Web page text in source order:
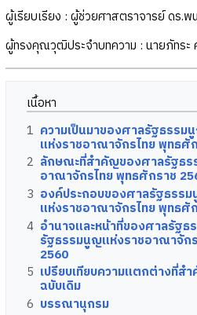
ผู้เรียบเรียง : ผู้ช่วยศาสตราจารย์ ดร.
ผู้ทรงคุณวุฒิประจำบทความ : นายภัทระ
เนื้อหา
1 ความเป็นมาของศาลรัฐธรร
แห่งราชอาณาจักรไทย พุทธศั
2 ลักษณะที่สำคัญของศาลรัฐธ
อาณาจักรไทย พุทธศักราช
3 องค์ประกอบของศาลรัฐธรร
แห่งราชอาณาจักรไทย พุทธศั
4 อำนาจและหน้าที่ของศาลรัฐ
รัฐธรรมนูญแห่งราชอาณาจัก
2560
5 เปรียบเทียบความแตกต่างที่
ฉบับเดิม
6 บรรณานุกรม